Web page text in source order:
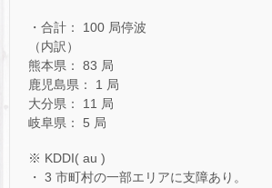
・合計： 100 局停波
（内訳）
熊本県： 83 局
鹿児島県： 1 局
大分県： 11 局
岐阜県： 5 局
※ KDDI( au )
・ 3 市町村の一部エリアに支障あり。